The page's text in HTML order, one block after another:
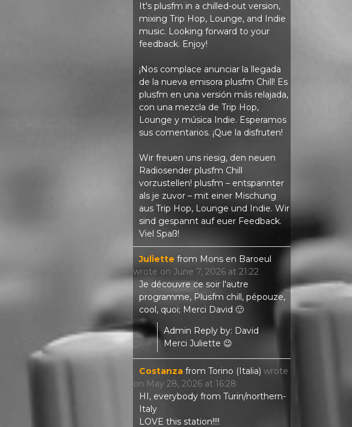
It's plusfm in a chilled-out version,
mixing Trip Hop, Lounge, and Indie
music. Looking forward to your
feedback. Enjoy!
¡Nos complace anunciar la llegada
de la nueva emisora ​​plusfm Chill! Es
plusfm en una versión más relajada,
con una mezcla de Trip Hop,
Lounge y música Indie. Esperamos
sus comentarios. ¡Que la disfruten!
Wir freuen uns riesig, den neuen
Radiosender plusfm Chill
vorzustellen! plusfm – entspannter
als je zuvor – mit einer Mischung
aus Trip Hop, Lounge und Indie. Wir
sind gespannt auf euer Feedback.
Viel Spaß!
Juliette from Mons en Baroeul
wrote on June 7, 2026 at 21:22
Je découvre ce soir l'autre
programme, Plusfm chill, pépouze,
cool, quoi; Merci David 🙂
Admin Reply by: David
Merci Juliette 😉
Costanza from Torino (Italia) wrote
on May 28, 2026 at 16:28
HI, everybody from Turin/northern-
Italy
LOVE this station!!!!